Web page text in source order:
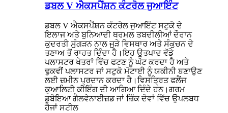
ਡਬਲ V ਐਕਸਪੈਂਸ਼ਨ ਕੰਟਰੋਲ ਜੁਆਇੰਟ
ਡਬਲ V ਐਕਸਪੈਂਸ਼ਨ ਕੰਟਰੋਲ ਜੁਆਇੰਟ ਸਟੁਕੋ ਦੇ
ਇਲਾਜ ਅਤੇ ਬੁਨਿਆਦੀ ਥਰਮਲ ਤਬਦੀਲੀਆਂ ਦੌਰਾਨ
ਕੁਦਰਤੀ ਸੁੰਗੜਨ ਨਾਲ ਜੁੜੇ ਵਿਸਥਾਰ ਅਤੇ ਸੰਕੁਚਨ ਦੇ
ਤਣਾਅ ਤੋਂ ਰਾਹਤ ਦਿੰਦਾ ਹੈ।ਇਹ ਉਤਪਾਦ ਵੱਡੇ
ਪਲਾਸਟਰ ਖੇਤਰਾਂ ਵਿੱਚ ਫਟਣ ਨੂੰ ਘੱਟ ਕਰਦਾ ਹੈ ਅਤੇ
ਢੁਕਵੀਂ ਪਲਾਸਟਰ ਜਾਂ ਸਟੁਕੋ ਮੋਟਾਈ ਨੂੰ ਯਕੀਨੀ ਬਣਾਉਣ
ਲਈ ਜ਼ਮੀਨ ਪ੍ਰਦਾਨ ਕਰਦਾ ਹੈ।ਵਿਸਤ੍ਰਿਤ ਫਲੈਂਜ
ਕੁਆਲਿਟੀ ਕੀਇੰਗ ਦੀ ਆਗਿਆ ਦਿੰਦੇ ਹਨ।ਗਰਮ
ਡੁਬੋਇਆ ਗੈਲਵੇਨਾਈਜ਼ਡ ਜਾਂ ਜ਼ਿੰਕ ਦੋਵਾਂ ਵਿੱਚ ਉਪਲਬਧ
ਹੈਜਾਂ ਸਟੀਲ